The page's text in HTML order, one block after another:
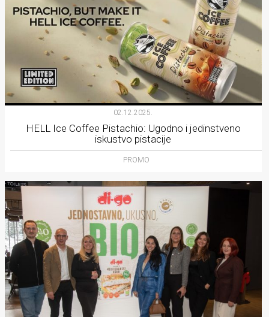
02.12.2025.
HELL Ice Coffee Pistachio: Ugodno i jedinstveno
iskustvo pistacije
PROMO